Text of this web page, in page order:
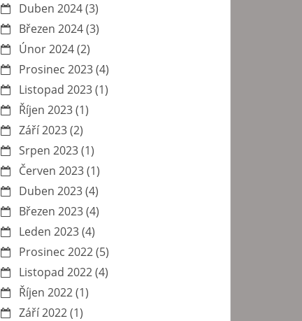
Duben 2024(3)
Březen 2024(3)
Únor 2024(2)
Prosinec 2023(4)
Listopad 2023(1)
Říjen 2023(1)
Září 2023(2)
Srpen 2023(1)
Červen 2023(1)
Duben 2023(4)
Březen 2023(4)
Leden 2023(4)
Prosinec 2022(5)
Listopad 2022(4)
Říjen 2022(1)
Září 2022(1)